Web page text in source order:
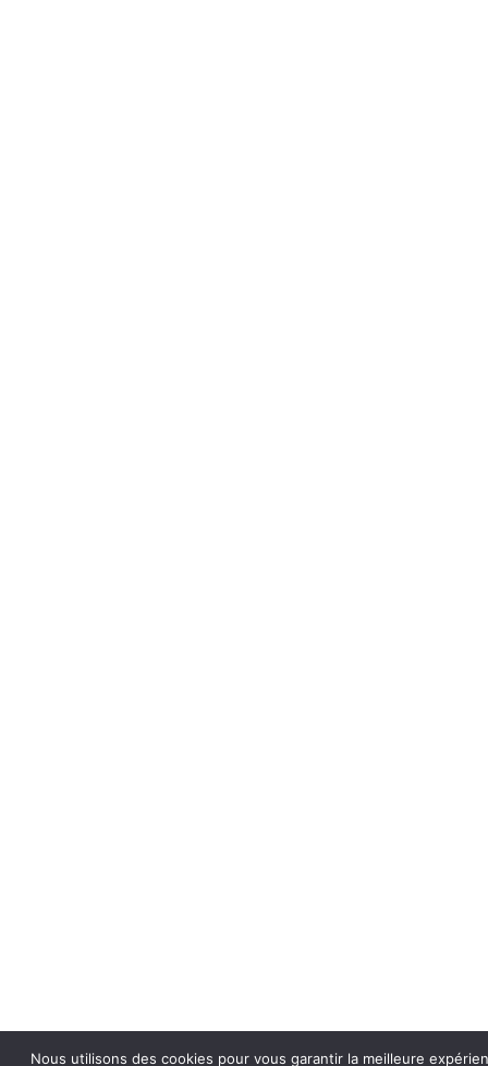
Nous utilisons des cookies pour vous garantir la meilleure